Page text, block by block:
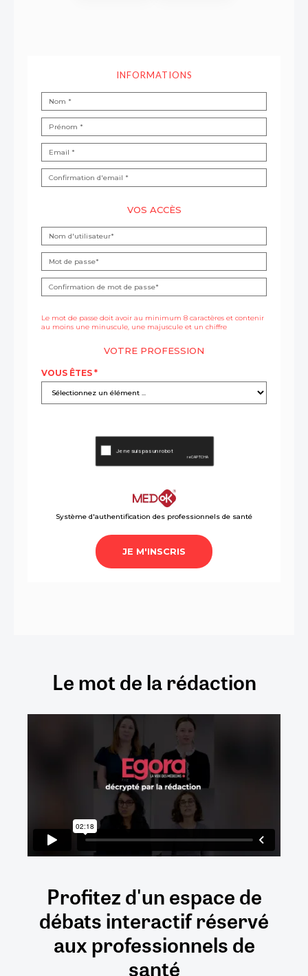
Le mot de la rédaction
Profitez d'un espace de
débatsinteractifréservé
auxprofessionnels de
santé